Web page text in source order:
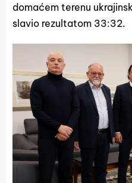
domaćem terenu
slavio rezultatom 33:32.